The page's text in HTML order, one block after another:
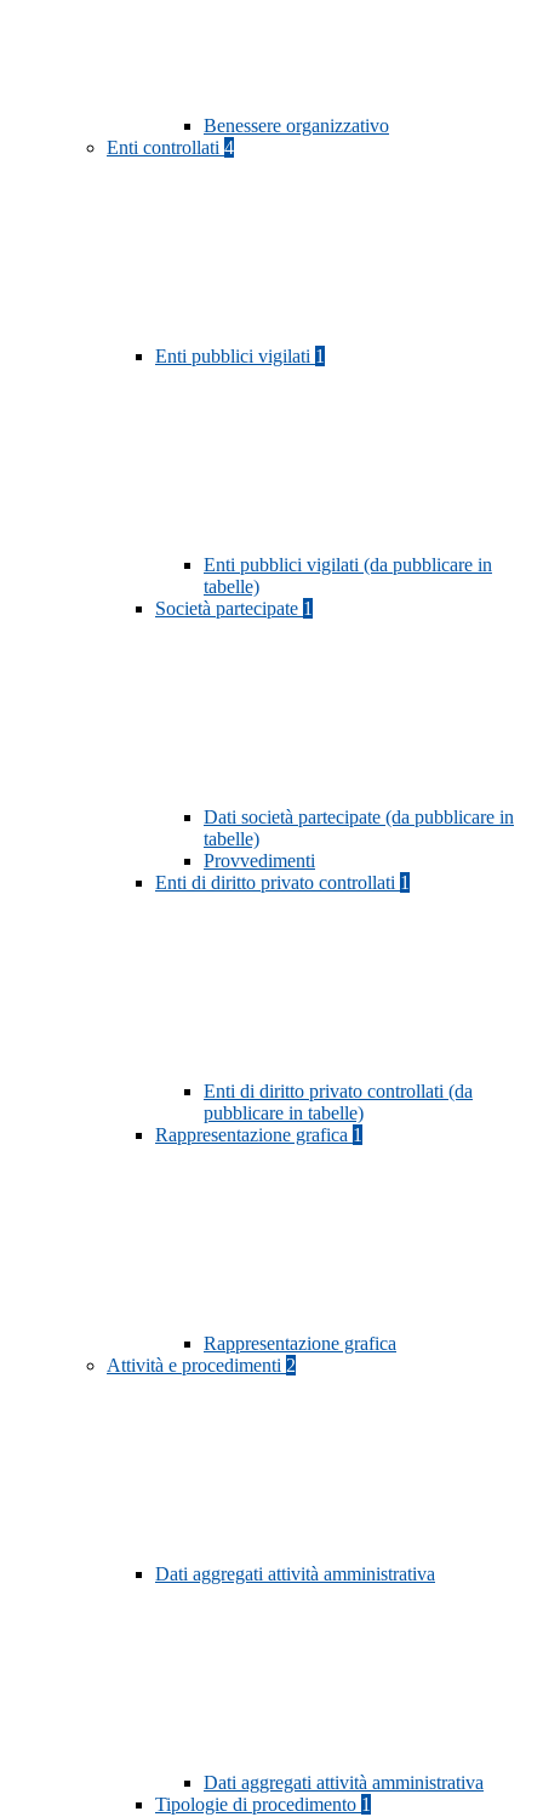
Benessere organizzativo
Enti controllati 4
Enti pubblici vigilati 1
Enti pubblici vigilati (da pubblicare in
tabelle)
Società partecipate 1
Dati società partecipate (da pubblicare in
tabelle)
Provvedimenti
Enti di diritto privato controllati 1
Enti di diritto privato controllati (da
pubblicare in tabelle)
Rappresentazione grafica 1
Rappresentazione grafica
Attività e procedimenti 2
Dati aggregati attività amministrativa
Dati aggregati attività amministrativa
Tipologie di procedimento 1